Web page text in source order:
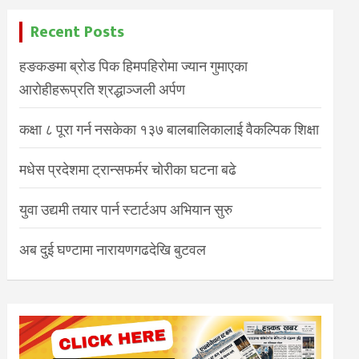
Recent Posts
हङकङमा ब्रोड पिक हिमपहिरोमा ज्यान गुमाएका
आरोहीहरूप्रति श्रद्धाञ्जली अर्पण
कक्षा ८ पूरा गर्न नसकेका १३७ बालबालिकालाई वैकल्पिक शिक्षा
मधेस प्रदेशमा ट्रान्सफर्मर चोरीका घटना बढे
युवा उद्यमी तयार पार्न स्टार्टअप अभियान सुरु
अब दुई घण्टामा नारायणगढदेखि बुटवल